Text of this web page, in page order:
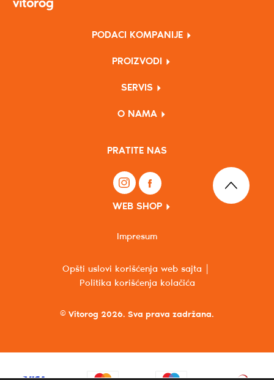
PODACI KOMPANIJE
PROIZVODI
SERVIS
O NAMA
PRATITE NAS
WEB SHOP
© Vitorog 2026. Sva prava zadržana.
Opšti uslovi korišćenja web sajta
Politika korišćenja kolačića
Impresum